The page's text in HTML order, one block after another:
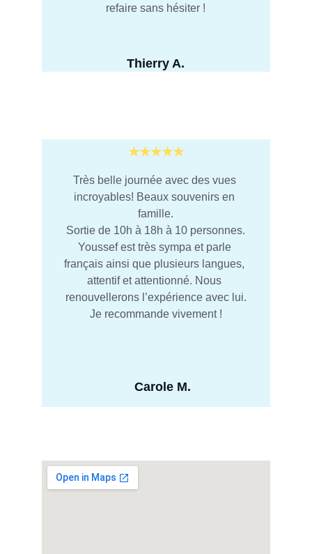
Très belle journée avec des vues
incroyables! Beaux souvenirs en
famille.
Sortie de 10h à 18h à 10 personnes.
Youssef est très sympa et parle
français ainsi que plusieurs langues,
attentif et attentionné. Nous
renouvellerons l’expérience avec lui.
Je recommande vivement !
Carole M.
refaire sans hésiter !
Thierry A.
★★★★★